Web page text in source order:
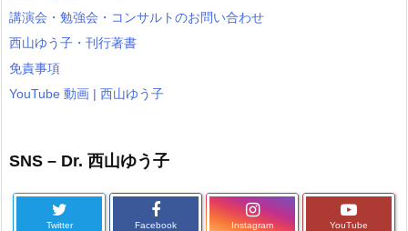
講演会・勉強会・コンサルトのお問い合わせ
西山ゆう子・刊行著書
免責事項
YouTube 動画 | 西山ゆう子
SNS – Dr. 西山ゆう子
Twitter Facebook Instagram YouTube